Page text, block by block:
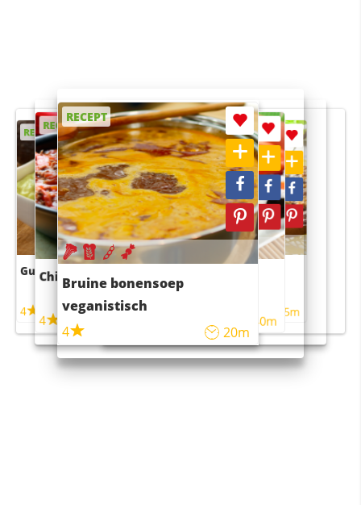
RECEPT
Guacamole
4
RECEPT
Chili con carne
4 45m
RECEPT
Bruine bonensoep
veganistisch
4
20m
RECEPT
Sushi rijstsalade
maaltijdsalade
40m
RECEPT
4 55m